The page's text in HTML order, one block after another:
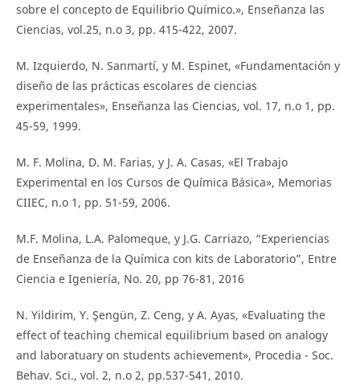
sobre el concepto de Equilibrio Químico.», Enseñanza las
Ciencias, vol.25, n.o 3, pp. 415-422, 2007.
M. Izquierdo, N. Sanmartí, y M. Espinet, «Fundamentación y
diseño de las prácticas escolares de ciencias
experimentales», Enseñanza las Ciencias, vol. 17, n.o 1, pp.
45-59, 1999.
M. F. Molina, D. M. Farias, y J. A. Casas, «El Trabajo
Experimental en los Cursos de Química Básica», Memorias
CIIEC, n.o 1, pp. 51-59, 2006.
M.F. Molina, L.A. Palomeque, y J.G. Carriazo, “Experiencias
de Enseñanza de la Química con kits de Laboratorio”, Entre
Ciencia e Igeniería, No. 20, pp 76-81, 2016
N. Yildirim, Y. Şengün, Z. Ceng, y A. Ayas, «Evaluating the
effect of teaching chemical equilibrium based on analogy
and laboratuary on students achievement», Procedia - Soc.
Behav. Sci., vol. 2, n.o 2, pp.537-541, 2010.